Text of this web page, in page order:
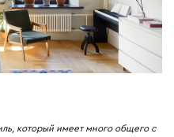
который имеет много общего с